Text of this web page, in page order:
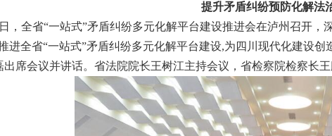
提升矛盾纠纷预防化解法
全省“一站式”矛盾纠纷多元化解平台建设推进会在泸州召开，
进全省“一站式”矛盾纠纷多元化解平台建设,为四川现代化建设
出席会议并讲话。省法院院长王树江主持会议，省检察院检察长王